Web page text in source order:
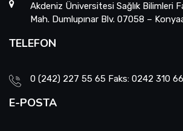
Akdeniz Üniversitesi Sağlık Bilimleri
Mah. Dumlupınar Blv. 07058 –
TELEFON
0 (242) 227 55 65 Faks: 0242 310
E-POSTA